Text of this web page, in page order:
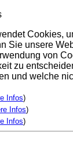
Cookies,
Sie unsere
von
zu
und welche
Infos)
Infos)
Infos)